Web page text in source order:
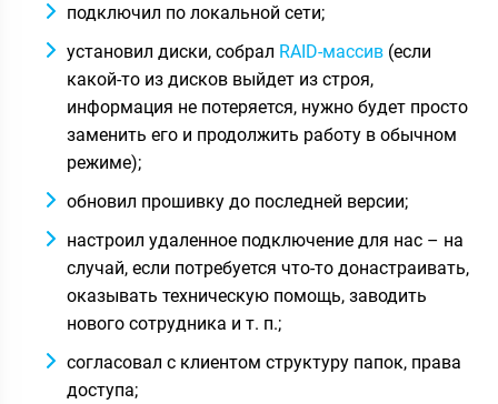
подключил по локальной сети;
установил диски, собрал RAID-массив (если
какой-то из дисков выйдет из строя,
информация не потеряется, нужно будет просто
заменить его и продолжить работу в обычном
режиме);
обновил прошивку до последней версии;
настроил удаленное подключение для нас – на
случай, если потребуется что-то донастраивать,
оказывать техническую помощь, заводить
нового сотрудника и т. п.;
согласовал с клиентом структуру папок, права
доступа;